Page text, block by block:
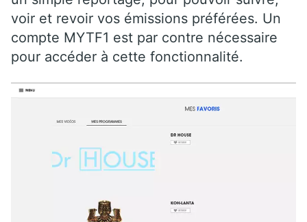
voir et revoir vos émissions préférées. Un
compte MYTF1 est par contre nécessaire
pour accéder à cette fonctionnalité.